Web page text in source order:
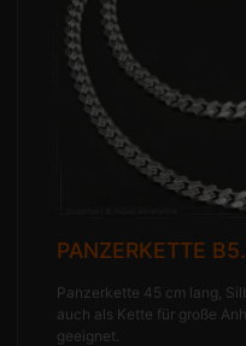
PANZERKETTE
Panzerkette 45 cm lang,
auch als Kette für große
geeignet.